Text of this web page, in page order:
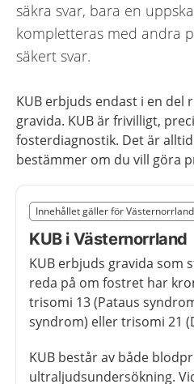
säkra svar, bara en
kompletteras med andra
säkert svar.
KUB erbjuds endast i en del
gravida. KUB är frivilligt,
fosterdiagnostik. Det är
bestämmer om du vill göra
Nedan innehåll gäller region
Innehållet gäller för Västernorrland
KUB i Västernorrland
KUB erbjuds gravida som
reda på om fostret har
trisomi 13 (Pataus
syndrom) eller trisomi 21
KUB består av både
ultraljudsundersökning.
Slut på det regionala